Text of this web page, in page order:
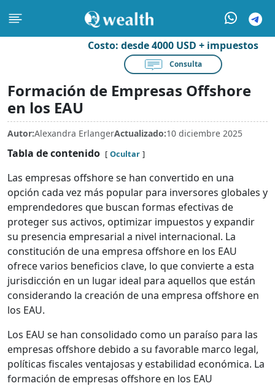
Costo: desde 4000 USD + impuestos
Consulta
Formación de Empresas Offshore
en los EAU
Autor:Alexandra ErlangerActualizado:10 diciembre 2025
Tabla de contenido Ocultar
Las empresas offshore se han convertido en una
opción cada vez más popular para inversores globales y
emprendedores que buscan formas efectivas de
proteger sus activos, optimizar impuestos y expandir
su presencia empresarial a nivel internacional. La
constitución de una empresa offshore en los EAU
ofrece varios beneficios clave, lo que convierte a esta
jurisdicción en un lugar ideal para aquellos que están
considerando la creación de una empresa offshore en
los EAU.
Los EAU se han consolidado como un paraíso para las
empresas offshore debido a su favorable marco legal,
políticas fiscales ventajosas y estabilidad económica. La
formación de empresas offshore en los EAU